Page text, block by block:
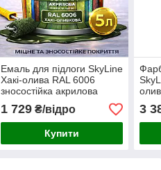
Емаль для підлоги SkyLine
Хакі-олива RAL 6006
зносостійка акрилова
фарба для дерева, бетону
та металу, без запаху, 5 л
1 729₴/відро
Купити
для
3